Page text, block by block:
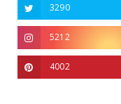
3290
5212
4002